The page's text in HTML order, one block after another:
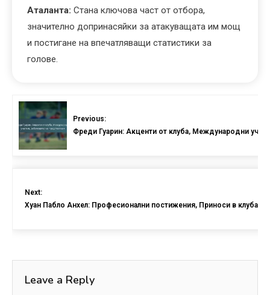
Аталанта: Стана ключова част от отбора,
значително допринасяйки за атакуващата им мощ
и постигане на впечатляващи статистики за
голове.
Previous:
Фреди Гуарин: Акценти от клуба, Международни
Next:
Хуан Пабло Анхел: Професионални постижения, Приноси в клуба,
Leave a Reply